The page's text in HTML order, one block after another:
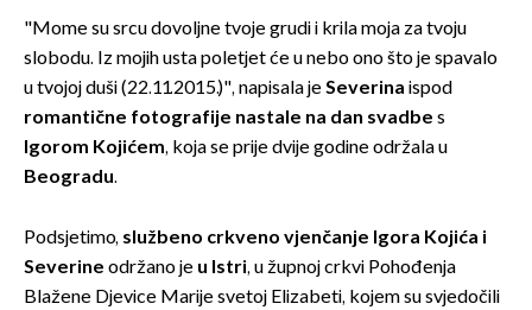
"Mome su srcu dovoljne tvoje grudi i krila moja za tvoju
slobodu. Iz mojih usta poletjet će u nebo ono što je spavalo
u tvojoj duši (22.11.2015.)", napisala jeSeverina ispod
romantične fotografije nastale na dan svadbe s
Igorom Kojićem, koja se prije dvije godine održala u
Beogradu.
Podsjetimo, službeno crkveno vjenčanje Igora Kojića i
Severine održano je u Istri, u župnoj crkvi Pohođenja
Blažene Djevice Marije svetoj Elizabeti, kojem su svjedočili